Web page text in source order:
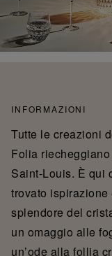
INFORMAZIONI
Tutte le creazioni
Folia
Saint-Louis. È qui
trovato
splendore del
un omaggio alle
un’ode alla follia